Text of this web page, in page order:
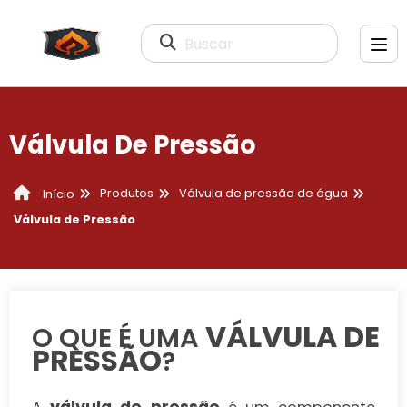
Buscar
Válvula De Pressão
Início Produtos
Válvula de pressão de água
Válvula de Pressão
O QUE É UMA VÁLVULA DE
PRESSÃO?